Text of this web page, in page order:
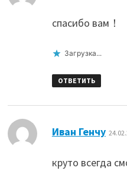
спасибо вам！
Загрузка...
ОТВЕТИТЬ
Иван Генчу:
круто всегда